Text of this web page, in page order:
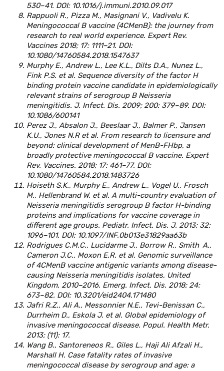
530–41. DOI: 10.1016/j.immuni.2010.09.017
Rappuoli R., Pizza M., Masignani V., Vadivelu K.
Meningococcal B vaccine (4CMenB): the journey from
research to real world experience. Expert Rev.
Vaccines 2018; 17: 1111–21. DOI:
10.1080/14760584.2018.1547637
Murphy E., Andrew L., Lee K.L., Dilts D.A., Nunez L.,
Fink P.S. et al. Sequence diversity of the factor H
binding protein vaccine candidate in epidemiologically
relevant strains of serogroup B Neisseria
meningitidis. J. Infect. Dis. 2009; 200: 379–89. DOI:
10.1086/600141
Perez J., Absalon J., Beeslaar J., Balmer P., Jansen
K.U., Jones N.R et al. From research to licensure and
beyond: clinical development of MenB-FHbp, a
broadly protective meningococcal B vaccine. Expert
Rev. Vaccines. 2018; 17: 461–77. DOI:
10.1080/14760584.2018.1483726
Hoiseth S.K., Murphy E., Andrew L., Vogel U., Frosch
M., Hellenbrand W. et al. A multi-country evaluation of
Neisseria meningitidis serogroup B factor H-binding
proteins and implications for vaccine coverage in
different age groups. Pediatr. Infect. Dis. J. 2013; 32:
1096–101. DOI: 10.1097/INF.0b013e31829aa63b
Rodrigues C.M.C., Lucidarme J., Borrow R., Smith A.,
Cameron J.C., Moxon E.R. et al. Genomic surveillance
of 4CMenB vaccine antigenic variants among disease-
causing Neisseria meningitidis isolates, United
Kingdom, 2010–2016. Emerg. Infect. Dis. 2018; 24:
673–82. DOI: 10.3201/eid2404.171480
Jafri R.Z., Ali A., Messonnier N.E., Tevi-Benissan C.,
Durrheim D., Eskola J. et al. Global epidemiology of
invasive meningococcal disease. Popul. Health Metr.
2013; (11): 17.
Wang B., Santoreneos R., Giles L., Haji Ali Afzali H.,
Marshall H. Case fatality rates of invasive
meningococcal disease by serogroup and age: a